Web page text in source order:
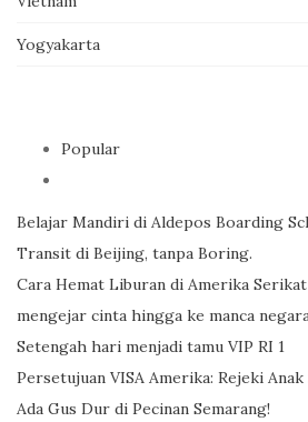
Yogyakarta
Popular
Belajar Mandiri di Aldepos Boarding
Transit di Beijing, tanpa Boring.
Cara Hemat Liburan di Amerika Serikat
mengejar cinta hingga ke manca
Setengah hari menjadi tamu VIP RI 1
Persetujuan VISA Amerika: Rejeki
Ada Gus Dur di Pecinan Semarang!